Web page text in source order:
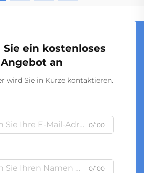
Sie ein kostenloses
Angebot an
wird Sie in Kürze kontaktieren.
0/100
0/100